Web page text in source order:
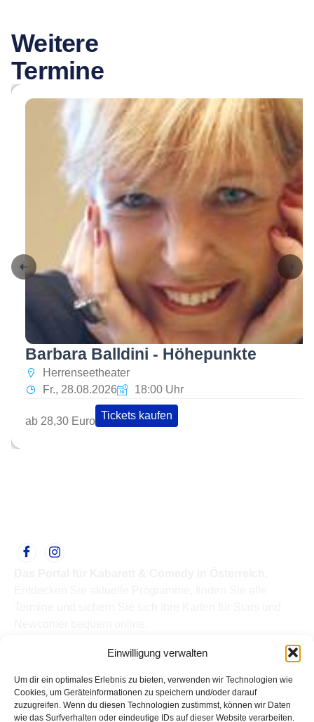
Einwilligung verwalten
Um dir ein optimales Erlebnis zu bieten, verwenden wir Technologien wie
Cookies, um Geräteinformationen zu speichern und/oder darauf
zuzugreifen. Wenn du diesen Technologien zustimmst, können wir Daten
wie das Surfverhalten oder eindeutige IDs auf dieser Website verarbeiten.
Weitere
Termine
Barbara Balldini - Höhepunkte
Herrenseetheater
Fr., 28.08.2026
18:00 Uhr
ab 28,30 Euro Tickets kaufen
Termine
Kabarettisten
Spielorte